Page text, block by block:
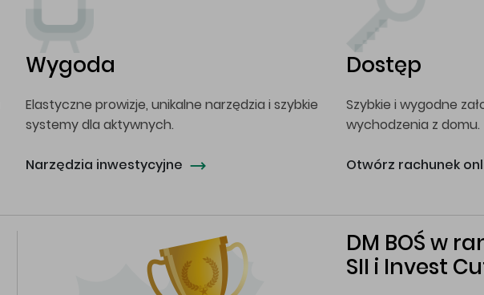
Wygoda
Elastyczne prowizje, unikalne narzędzia i szybkie
systemy dla aktywnych.
Narzędzia inwestycyjne
Dostęp
Szybkie i wygodne
wychodzenia z domu.
Otwórz rachunek
DM BOŚ w
SII i Invest